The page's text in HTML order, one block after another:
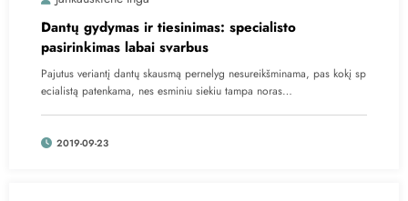
Dantų gydymas ir tiesinimas: specialisto
pasirinkimas labai svarbus
Pajutus veriantį dantų skausmą pernelyg nesureikšminama, pas kokį sp
ecialistą patenkama, nes esminiu siekiu tampa noras…
2019-09-23